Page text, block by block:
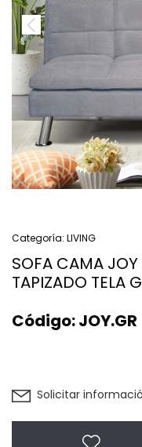
Categoría: LIVING
SOFA CAMA JOY
TAPIZADO TELA
Código:JOY.GR
Solicitar